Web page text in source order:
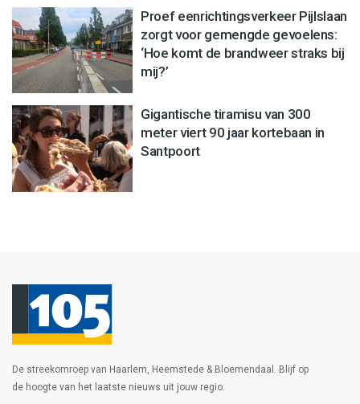
Proef eenrichtingsverkeer Pijlslaan
zorgt voor gemengde gevoelens:
‘Hoe komt de brandweer straks bij
mij?’
Gigantische tiramisu van 300
meter viert 90 jaar kortebaan in
Santpoort
De streekomroep van Haarlem, Heemstede & Bloemendaal. Blijf op
de hoogte van het laatste nieuws uit jouw regio.